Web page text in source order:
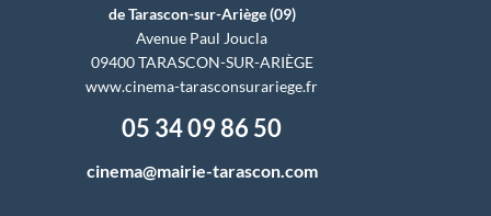
de Tarascon-sur-Ariège (09)
Avenue Paul Joucla
09400 TARASCON-SUR-ARIÈGE
www.cinema-tarasconsurariege.fr
05 34 09 86 50
cinema@mairie-tarascon.com